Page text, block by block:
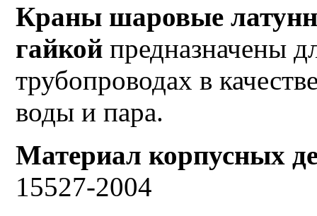
Краны шаровые
гайкой предназначены
трубопроводах в
воды и пара.
Материал корпусных
15527-2004